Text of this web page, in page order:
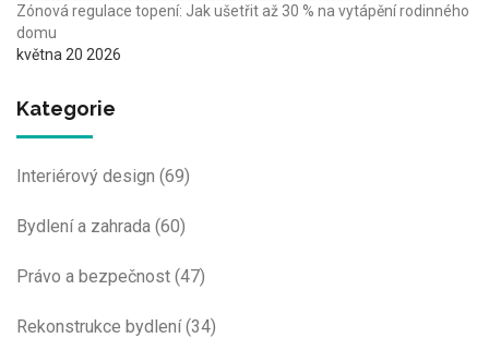
Zónová regulace topení: Jak ušetřit až 30 % na vytápění rodinného
domu
května 20 2026
Kategorie
Interiérový design (69)
Bydlení a zahrada (60)
Právo a bezpečnost (47)
Rekonstrukce bydlení(34)